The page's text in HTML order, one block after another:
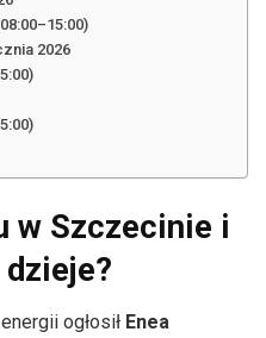
2026
w Szczecinie i
ogłosił Enea